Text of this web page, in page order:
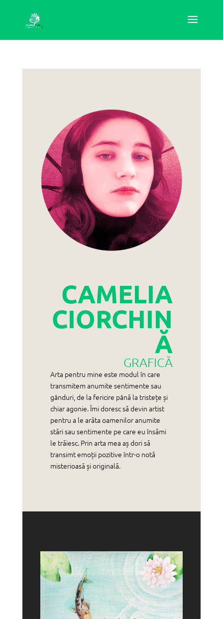
CAMELIA
CIORCHIN
Ă
GRAFICĂ
Arta pentru mine este modul în care
transmitem anumite sentimente sau
gânduri, de la fericire până la tristețe și
chiar agonie. Îmi doresc să devin artist
pentru a le arăta oamenilor anumite
stări sau sentimente pe care eu însămi
le trăiesc. Prin arta mea aș dori să
transimt emoții pozitive într-o notă
misterioasă și originală.